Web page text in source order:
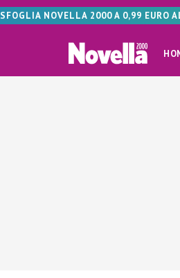
SFOGLIA NOVELLA 2000 A 0,99 EURO